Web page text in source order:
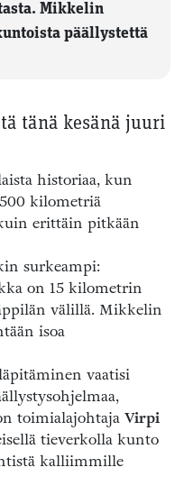
Mikkelin
päällystettä
tänä kesänä juuri
historiaa, kun
kilometriä
erittäin pitkään
surkeampi:
on 15 kilometrin
välillä. Mikkelin
isoa
vaatisi
toimialajohtaja Virpi
tieverkolla kunto
kalliimmille